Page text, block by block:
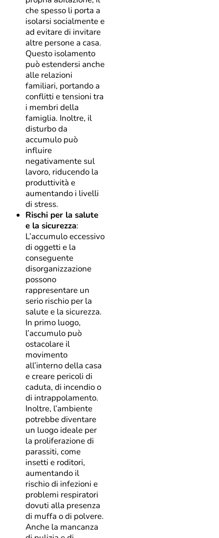
che spesso li porta a
isolarsi socialmente e
ad evitare di invitare
altre persone a casa.
Questo isolamento
può estendersi anche
alle relazioni
familiari, portando a
conflitti e tensioni tra
i membri della
famiglia. Inoltre, il
disturbo da
accumulo può
influire
negativamente sul
lavoro, riducendo la
produttività e
aumentando i livelli
di stress.
Rischi per la salute
e la sicurezza:
L’accumulo eccessivo
di oggetti e la
conseguente
disorganizzazione
possono
rappresentare un
serio rischio per la
salute e la sicurezza.
In primo luogo,
l’accumulo può
ostacolare il
movimento
all’interno della casa
e creare pericoli di
caduta, di incendio o
di intrappolamento.
Inoltre, l’ambiente
potrebbe diventare
un luogo ideale per
la proliferazione di
parassiti, come
insetti e roditori,
aumentando il
rischio di infezioni e
problemi respiratori
dovuti alla presenza
di muffa o di polvere.
Anche la mancanza